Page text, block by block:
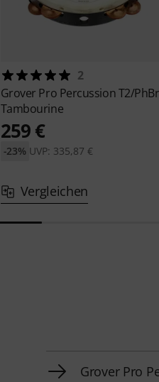
2
Grover Pro PercussionT2/PhBr
Tambourine
259 €
UVP: 335,87 €
-23%
Vergleichen
Grover Pro